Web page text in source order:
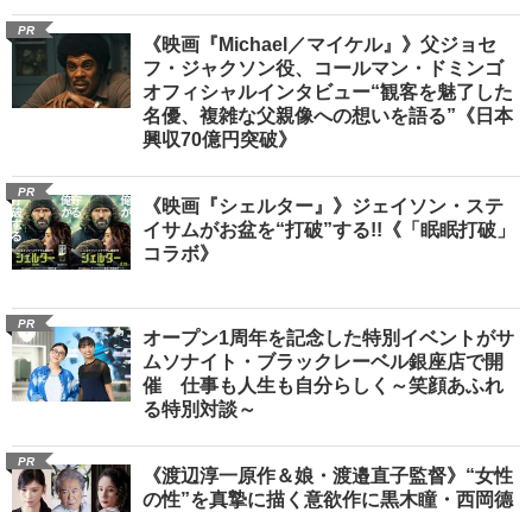
PR
《映画『Michael／マイケル』》父ジョセ
フ・ジャクソン役、コールマン・ドミンゴ
オフィシャルインタビュー“観客を魅了した
名優、複雑な父親像への想いを語る”《日本
興収70億円突破》
PR
《映画『シェルター』》ジェイソン・ステ
イサムがお盆を“打破”する!!《「眠眠打破」
コラボ》
PR
オープン1周年を記念した特別イベントがサ
ムソナイト・ブラックレーベル銀座店で開
催 仕事も人生も自分らしく～笑顔あふれ
る特別対談～
PR
《渡辺淳一原作＆娘・渡邉直子監督》“女性
の性”を真摯に描く意欲作に黒木瞳・西岡德